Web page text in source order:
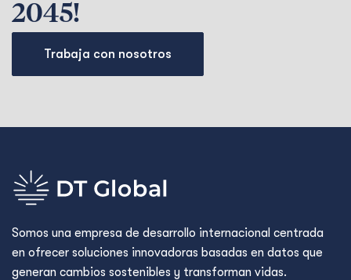
2045!
Trabaja con nosotros
Somos una empresa de desarrollo internacional centrada
en ofrecer soluciones innovadoras basadas en datos que
generan cambios sostenibles y transforman vidas.